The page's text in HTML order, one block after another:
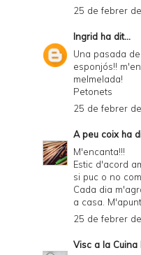
25 de febrer
Ingrid ha dit...
Una pasada
esponjós!!
melmelada!
Petonets
25 de febrer
A peu coixha
M'encanta!!!
Estic d'acord
si puc o no
Cada dia
a casa.
25 de febrer
Visc a la Cuina